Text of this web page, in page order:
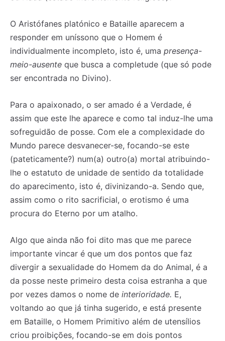
O Aristófanes platónico e Bataille aparecem a
responder em uníssono que o Homem é
individualmente incompleto, isto é, uma presença-
meio-ausente que busca a completude (que só pode
ser encontrada no Divino).
Para o apaixonado, o ser amado é a Verdade, é
assim que este lhe aparece e como tal induz-lhe uma
sofreguidão de posse. Com ele a complexidade do
Mundo parece desvanecer-se, focando-se este
(pateticamente?) num(a) outro(a) mortal atribuindo-
lhe o estatuto de unidade de sentido da totalidade
do aparecimento, isto é, divinizando-a. Sendo que,
assim como o rito sacrificial, o erotismo é uma
procura do Eterno por um atalho.
Algo que ainda não foi dito mas que me parece
importante vincar é que um dos pontos que faz
divergir a sexualidade do Homem da do Animal, é a
da posse neste primeiro desta coisa estranha a que
por vezes damos o nome de interioridade. E,
voltando ao que já tinha sugerido, e está presente
em Bataille, o Homem Primitivo além de utensílios
criou proibições, focando-se em dois pontos